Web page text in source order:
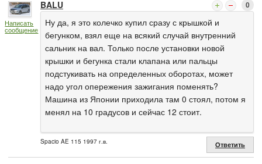
Написать
сообщение
BALU 0
Ну да, я это колечко купил сразу с крышкой и
бегунком, взял еще на всякий случай внутренний
сальник на вал. Только после установки новой
крышки и бегунка стали клапана или пальцы
подстукивать на определенных оборотах, может
надо угол опережения зажигания поменять?
Машина из Японии приходила там 0 стоял, потом я
менял на 10 градусов и сейчас 12 стоит.
Spacio AE 115 1997 г.в. Ответить